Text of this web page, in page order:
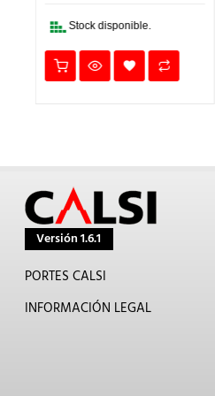
Stock disponible.
Versión 1.6.1
PORTES CALSI
INFORMACIÓN LEGAL